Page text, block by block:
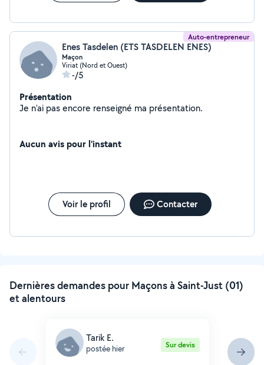
Auto-entrepreneur
Enes Tasdelen (ETS TASDELEN ENES)
Maçon
Viriat (Nord et Ouest)
-/5
Présentation
Je n'ai pas encore renseigné ma présentation.
Aucun avis pour l'instant
Voir le profil Contacter
Dernières demandes pour Maçons à Saint-Just (01)
et alentours
Tarik E.
postée hier Sur devis